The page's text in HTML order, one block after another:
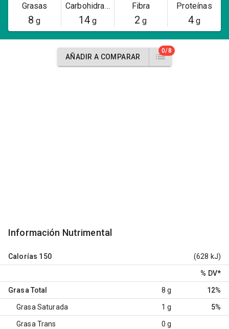
Grasas
8 g
Carbohidratos
14g
Fibra
2 g
Proteínas
4g
AÑADIR A COMPARAR
0/8
Información Nutrimental
Calorías 150 (628 kJ)
% DV*
Grasa Total 8 g 12%
Grasa Saturada 1 g 5%
Grasa Trans 0 g